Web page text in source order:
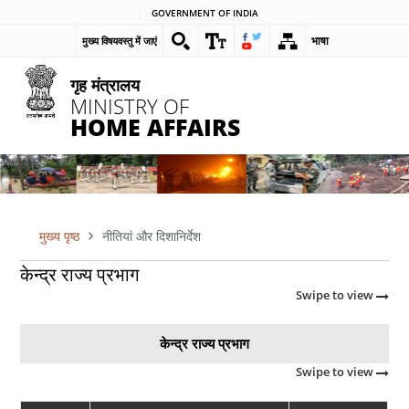
content
GOVERNMENT OF INDIA
मुख्य विषयवस्तु में जाएं भाषा
गृह मंत्रालय
MINISTRY OF
HOME AFFAIRS
पग
चिन्ह
मुख्य पृष्ठ नीतियां और दिशानिर्देश
केन्द्र राज्य प्रभाग
Swipe to view
केन्द्र राज्य प्रभाग
Swipe to view